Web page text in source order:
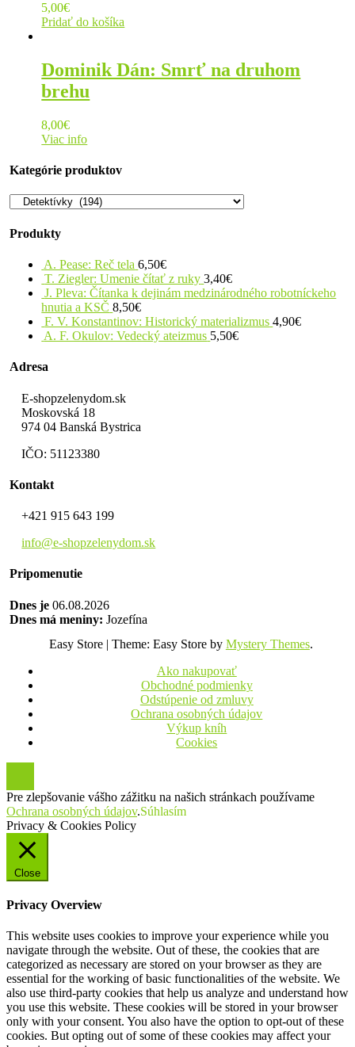
5,00€
Pridať do košíka
Dominik Dán: Smrť na druhom
brehu
8,00€
Viac info
Kategórie produktov
Produkty
A. Pease: Reč tela 6,50€
T. Ziegler: Umenie čítať z ruky 3,40€
J. Pleva: Čítanka k dejinám medzinárodného robotníckeho
hnutia a KSČ 8,50€
F. V. Konstantinov: Historický materializmus 4,90€
A. F. Okulov: Vedecký ateizmus 5,50€
Adresa
E-shopzelenydom.sk
Moskovská 18
974 04 Banská Bystrica
IČO: 51123380
Kontakt
+421 915 643 199
info@e-shopzelenydom.sk
Pripomenutie
Dnes je 06.08.2026
Dnes má meniny: Jozefína
Easy Store | Theme: Easy Store by Mystery Themes.
Ako nakupovať
Obchodné podmienky
Odstúpenie od zmluvy
Ochrana osobných údajov
Výkup kníh
Cookies
Pre zlepšovanie vášho zážitku na našich stránkach používame
Ochrana osobných údajov.Súhlasím
Privacy & Cookies Policy
Close
Privacy Overview
This website uses cookies to improve your experience while you
navigate through the website. Out of these, the cookies that are
categorized as necessary are stored on your browser as they are
essential for the working of basic functionalities of the website. We
also use third-party cookies that help us analyze and understand how
you use this website. These cookies will be stored in your browser
only with your consent. You also have the option to opt-out of these
cookies. But opting out of some of these cookies may affect your